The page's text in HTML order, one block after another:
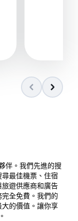
伴。我們先進的搜
最佳機票、住宿
遊供應商和廣告
全免費。我們的
的價值。讓你享